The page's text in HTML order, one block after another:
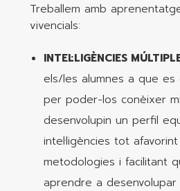
Treballem amb
vivencials:
INTEL·LIGÈNCIES
els/les alumnes a que es
per poder-los conèixer
desenvolupin un perfil
intel·ligències tot
metodologies i facilitant
aprendre a